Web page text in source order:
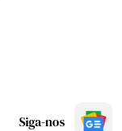
Siga-nos